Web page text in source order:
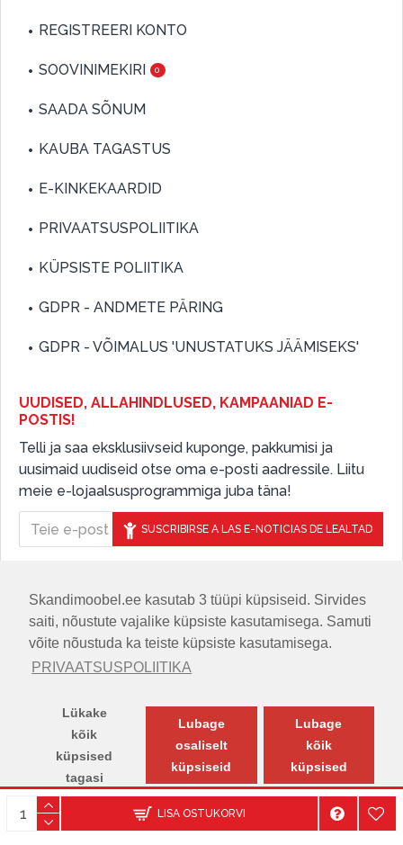
Skandimoobel.ee kasutab 3 tüüpi küpsiseid. Sirvides
saiti, nõustute vajalike küpsiste kasutamisega. Samuti
võite nõustuda ka teiste küpsiste kasutamisega.
PRIVAATSUSPOLIITIKA
Lükake
kõik
küpsised
tagasi
Lubage
osaliselt
küpsiseid
Lubage
kõik
küpsised
LISA OSTUKORVI
REGISTREERI KONTO
SOOVINIMEKIRI 0
SAADA SÕNUM
KAUBA TAGASTUS
E-KINKEKAARDID
PRIVAATSUSPOLIITIKA
KÜPSISTE POLIITIKA
GDPR - ANDMETE PÄRING
GDPR - VÕIMALUS 'UNUSTATUKS JÄÄMISEKS'
UUDISED, ALLAHINDLUSED, KAMPAANIAD E-
POSTIS!
Telli ja saa eksklusiivseid kuponge, pakkumisi ja
uusimaid uudiseid otse oma e-posti aadressile. Liitu
meie e-lojaalsusprogrammiga juba täna!
SUSCRIBIRSE A LAS E-NOTICIAS DE LEALTAD
JÄLGIGE MEID SOTSIAALMEEDIAS
© SKANDIMÖÖBEL.EE | Skandinaavia disaini mööblisalong.